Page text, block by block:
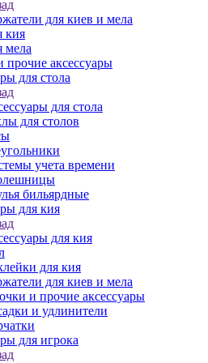
для киев и мела
кия
мела
прочие аксессуары
для стола
для стола
для столов
учета времени
бильярдные
для кия
для кия
для кия
для киев и мела
и прочие аксессуары
и удлинители
для игрока